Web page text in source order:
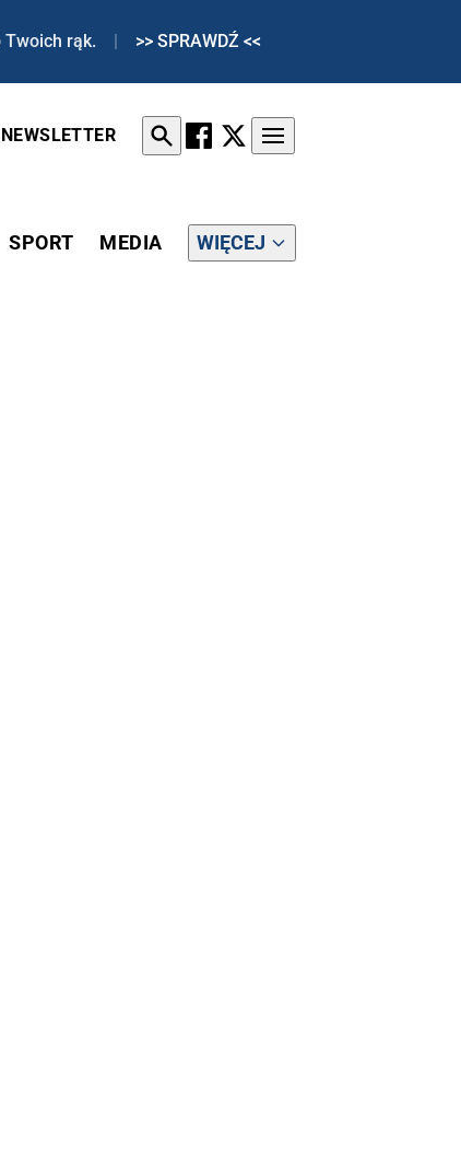
Twoich rąk. | >> SPRAWDŹ <<
NEWSLETTER
SPORT MEDIA WIĘCEJ